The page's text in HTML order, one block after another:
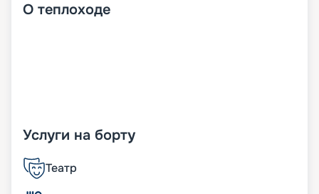
О теплоходе
Услуги на борту
Театр